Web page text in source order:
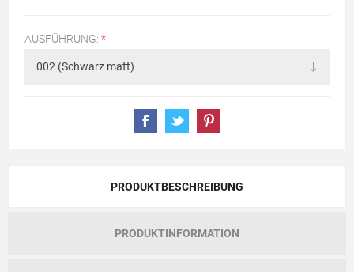
AUSFÜHRUNG: *
PRODUKTBESCHREIBUNG
PRODUKTINFORMATION